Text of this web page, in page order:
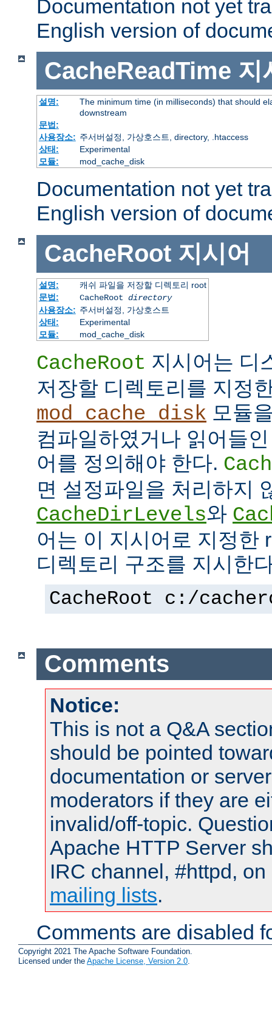
Documentation not yet
English version of
CacheReadTime 지
설명:
The minimum time (in milliseconds) that should
downstream
문법:
사용장소: 주서버설정, 가상호스트, directory, .htaccess
상태:
Experimental
모듈:
mod_cache_disk
Documentation not yet
English version of
CacheRoot 지시어
설명:
캐쉬 파일을 저장할 디렉토리 root
문법:
CacheRoot directory
사용장소: 주서버설정, 가상호스트
상태:
Experimental
모듈:
mod_cache_disk
CacheRoot 지시어는 디
저장할 디렉토리를 지정
mod_cache_disk 모듈
컴파일하였거나 읽어들
어를 정의해야 한다.
면 설정파일을 처리하지
CacheDirLevels와
어는 이 지시어로 지정한
디렉토리 구조를 지시한
CacheRoot c:/
Comments
Notice:
This is not a Q&A
should be pointed
documentation or
moderators if they are
invalid/off-topic.
Apache HTTP Server
IRC channel, #httpd,
mailing lists.
Comments are disabled
Copyright 2021 The Apache Software Foundation.
Licensed under the Apache License, Version 2.0